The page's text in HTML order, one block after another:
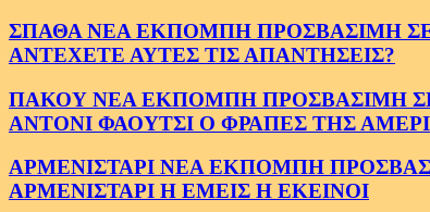
ΣΠΑΘΑ ΝΕΑ ΕΚΠΟΜΠΗ ΠΡΟΣΒΑΣΙΜΗ ΣΕ
ΑΝΤΕΧΕΤΕ ΑΥΤΕΣ ΤΙΣ ΑΠΑΝΤΗΣΕΙΣ?
ΠΑΚΟΥ ΝΕΑ ΕΚΠΟΜΠΗ ΠΡΟΣΒΑΣΙΜΗ ΣΕ
ΑΝΤΟΝΙ ΦΑΟΥΤΣΙ Ο ΦΡΑΠΕΣ ΤΗΣ
ΑΡΜΕΝΙΣΤΑΡΙ ΝΕΑ ΕΚΠΟΜΠΗ
ΑΡΜΕΝΙΣΤΑΡΙ Η ΕΜΕΙΣ Η ΕΚΕΙΝΟΙ